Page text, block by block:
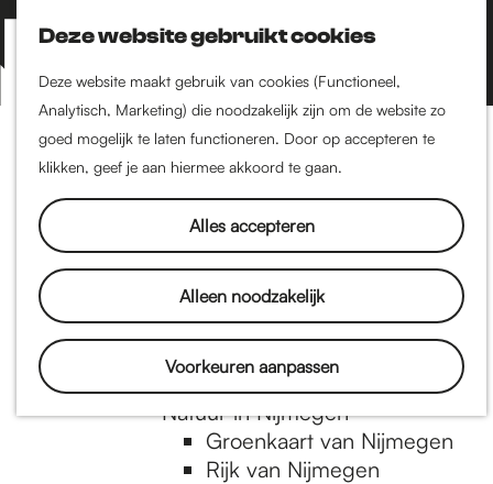
Deze website gebruikt cookies
Deze website maakt gebruik van cookies (Functioneel,
Analytisch, Marketing) die noodzakelijk zijn om de website zo
goed mogelijk te laten functioneren. Door op accepteren te
klikken, geef je aan hiermee akkoord te gaan.
Alles accepteren
Alleen noodzakelijk
Voorkeuren aanpassen
Z
o
e
k
e
K
a
a
r
t
M
e
n
Nijmegen-Nieuw-West
Dukenburg
Lindenholt
Historie
De oudste stad van
Nederland
Historische tijdlijn
Romeinse Limes
Vrede van Nijmegen
Penning
Natuur in Nijmegen
Groenkaart van Nijmegen
Rijk van Nijmegen